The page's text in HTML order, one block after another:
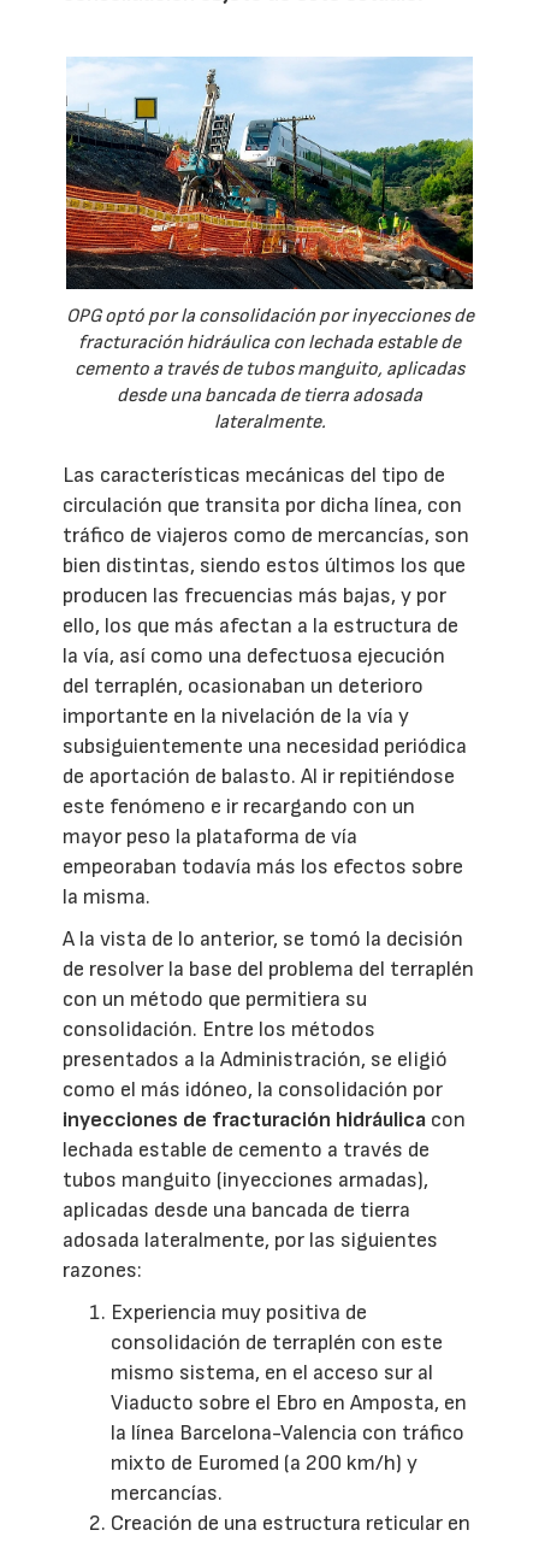
OPG optó por la consolidación por inyecciones de
fracturación hidráulica con lechada estable de
cemento a través de tubos manguito, aplicadas
desde una bancada de tierra adosada
lateralmente.
Las características mecánicas del tipo de
circulación que transita por dicha línea, con
tráfico de viajeros como de mercancías, son
bien distintas, siendo estos últimos los que
producen las frecuencias más bajas, y por
ello, los que más afectan a la estructura de
la vía, así como una defectuosa ejecución
del terraplén, ocasionaban un deterioro
importante en la nivelación de la vía y
subsiguientemente una necesidad periódica
de aportación de balasto. Al ir repitiéndose
este fenómeno e ir recargando con un
mayor peso la plataforma de vía
empeoraban todavía más los efectos sobre
la misma.
A la vista de lo anterior, se tomó la decisión
de resolver la base del problema del terraplén
con un método que permitiera su
consolidación. Entre los métodos
presentados a la Administración, se eligió
como el más idóneo, la consolidación por
inyecciones de fracturación hidráulica con
lechada estable de cemento a través de
tubos manguito (inyecciones armadas),
aplicadas desde una bancada de tierra
adosada lateralmente, por las siguientes
razones:
Experiencia muy positiva de
consolidación de terraplén con este
mismo sistema, en el acceso sur al
Viaducto sobre el Ebro en Amposta, en
la línea Barcelona-Valencia con tráfico
mixto de Euromed (a 200 km/h) y
mercancías.
Creación de una estructura reticular en